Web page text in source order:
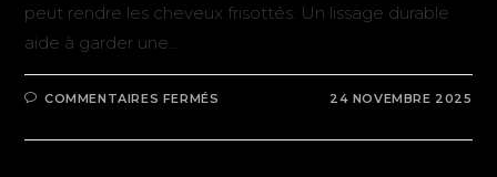
peut rendre les cheveux frisottés. Un lissage durable
aide à garder une…
COMMENTAIRES FERMÉS 24 NOVEMBRE 2025